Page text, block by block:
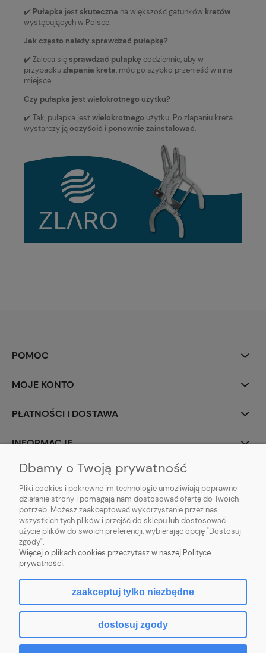
✔️ Pułapka jest skuteczna na większość gatunków kretów
występujących w Polsce.
Jak często należy sprawdzać pułapkę?
✔️ Zaleca się sprawdzać pułapkę codziennie, aby w
przypadkuzłapania kreta, móc go szybko przenieść w inne
miejsce.
Czy pułapka jest wielokrotnego użytku?
✔️ Tak, pułapka jestwielokrotnego użytku. Po złapaniu kreta
wystarczy ją oczyścić i ponownie zainstalować.
POMOC
MOJE KONTO
PŁATNOŚCI I DOSTAWA
INFORMACJE
O NAS
ZLARO| ul. Fiołkowa 9, 31-457 Kraków, woj. małopolskie | E-mail:
zlaro.krakow@gmail.com
120911970
Sklep internetowy Shoper.pl
Dbamy o Twoją prywatność
Pliki cookies i pokrewne im technologie umożliwiają poprawne
działanie strony i pomagają nam dostosować ofertę do Twoich
potrzeb. Możesz zaakceptować wykorzystanie przez nas
wszystkich tych plików i przejść do sklepu lub dostosować
użycie plików do swoich preferencji, wybierając opcję "Dostosuj
zgody".
Więcej o plikach cookies przeczytasz w naszej Polityce
prywatności.
zaakceptuj tylko niezbędne
dostosuj zgody